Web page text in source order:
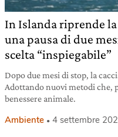
In Islanda riprende
una pausa di due
scelta “inspiegabile”
Dopo due mesi di stop, la
Adottando nuovi metodi che,
benessere animale.
Ambiente 4 settembre